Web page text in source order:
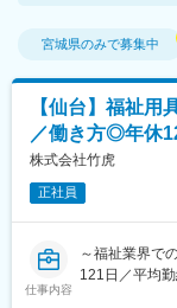
宮城県のみで募集中
【仙台】福祉
／働き方◎年休
株式会社竹虎
正社員
仕事内容
～福祉業界で
121日／平均